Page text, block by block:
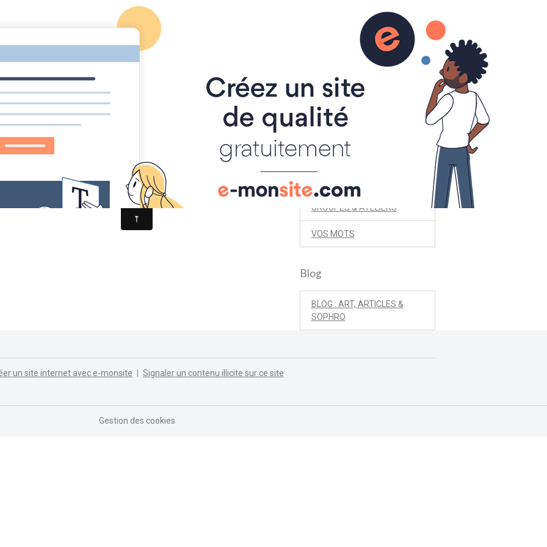
ACCUEIL BLOG : ART, ARTICLES & SOPHROLOGIE
Menu
VOS QUESTIONS
TARIFS - INFOS PRATIQUES
GROUPES & ATELIERS
VOS MOTS
Blog
BLOG : ART, ARTICLES &
SOPHRO
un site internet avec e-monsite Signaler un contenu illicite sur ce site
Gestion des cookies